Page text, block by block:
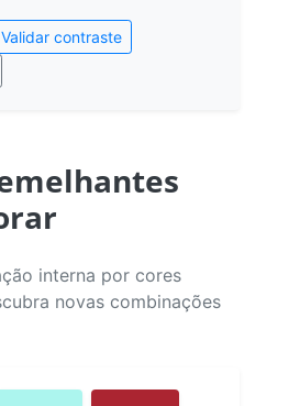
Validar contraste
interna por cores
novas combinações